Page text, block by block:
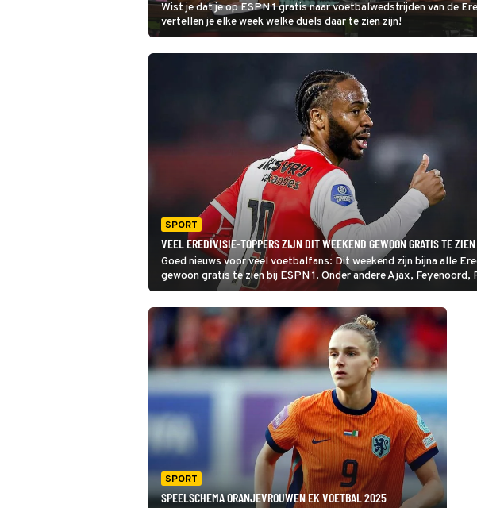
Wist je dat je op ESPN 1 gratis naar voetbalwedstrijden van de
vertellen je elke week welke duels daar te zien zijn!
SPORT
VEEL EREDIVISIE-TOPPERS ZIJN DIT WEEKEND GEWOON GRATIS TE
Goed nieuws voor veel voetbalfans: Dit weekend zijn bijna alle
gewoon gratis te zien bij ESPN 1. Onder andere Ajax, Feyenoord,
voorbij.
SPORT
SPEELSCHEMA ORANJEVROUWEN EK VOETBAL 2025